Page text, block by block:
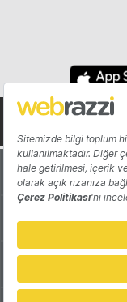
Hakkında
Katkıda